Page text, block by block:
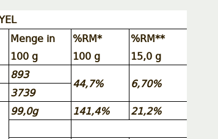
Menge in %RM*
%RM**
100 g 100 g
15,0 g
893
44,7% 6,70%
3739
99,0g 141,4%
21,2%